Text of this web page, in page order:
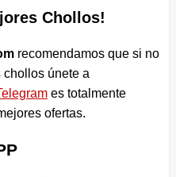
Chollos!
recomendamos que si no
chollos únete a
es totalmente
ofertas.